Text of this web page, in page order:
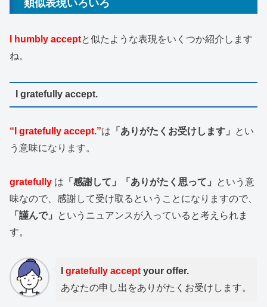
類似表現いろいろ
I humbly acceptと似たような表現をいくつか紹介します
ね。
I gratefully accept.
“I gratefully accept.”は 「ありがたくお受けします」
とい
う意味になります。
gratefully は 「感謝して」「ありがたく思って」
という意
味なので、感謝して受け取るということになりますので、
「謹んで」
というニュアンスが入っていると考えられま
す。
gratefully acceptyour offer.
あなたの申し出をありがたくお受けします。